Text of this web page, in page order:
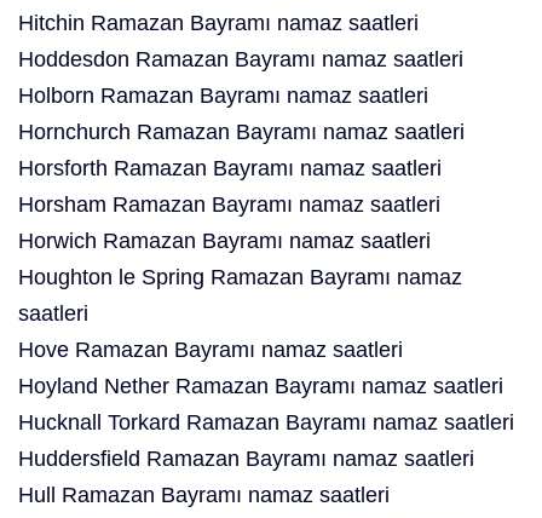
Hitchin Ramazan Bayramı namaz saatleri
Hoddesdon Ramazan Bayramı namaz saatleri
Holborn Ramazan Bayramı namaz saatleri
Hornchurch Ramazan Bayramı namaz saatleri
Horsforth Ramazan Bayramı namaz saatleri
Horsham Ramazan Bayramı namaz saatleri
Horwich Ramazan Bayramı namaz saatleri
Houghton le Spring Ramazan Bayramı namaz
saatleri
Hove Ramazan Bayramı namaz saatleri
Hoyland Nether Ramazan Bayramı namaz saatleri
Hucknall Torkard Ramazan Bayramı namaz saatleri
Huddersfield Ramazan Bayramı namaz saatleri
Hull Ramazan Bayramı namaz saatleri